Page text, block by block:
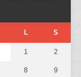
L S
1 2
8 9